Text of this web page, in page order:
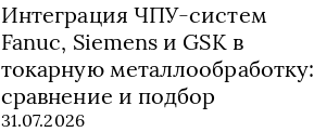
Интеграция ЧПУ-систем
Fanuc, Siemens и GSK в
токарную металлообработку:
сравнение и подбор
31.07.2026